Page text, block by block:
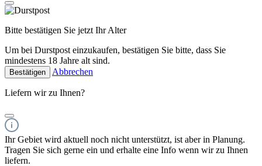
Bitte bestätigen Sie jetzt Ihr Alter
Um bei Durstpost einzukaufen, bestätigen Sie bitte, dass Sie
mindestens 18 Jahre alt sind.
Bestätigen Abbrechen
Liefern wir zu Ihnen?
Ihr Gebiet wird aktuell noch nicht unterstützt, ist aber in Planung.
Tragen Sie sich gerne ein und erhalte eine Info wenn wir zu Ihnen
liefern.